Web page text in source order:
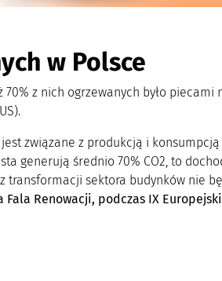
w Polsce
z nich ogrzewanych było piecami
związane z produkcją i
generują średnio 70% CO2, to
transformacji sektora budynków nie
Renowacji, podczas IX